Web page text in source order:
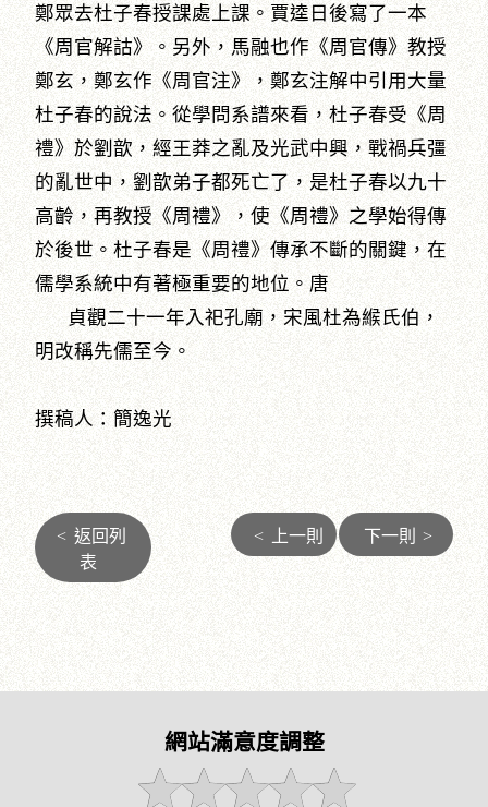
鄭眾去杜子春授課處上課。賈逵日後寫了一本
《周官解詁》。另外，馬融也作《周官傳》教授
鄭玄，鄭玄作《周官注》，鄭玄注解中引用大量
杜子春的說法。從學問系譜來看，杜子春受《周
禮》於劉歆，經王莽之亂及光武中興，戰禍兵彊
的亂世中，劉歆弟子都死亡了，是杜子春以九十
高齡，再教授《周禮》，使《周禮》之學始得傳
於後世。杜子春是《周禮》傳承不斷的關鍵，在
儒學系統中有著極重要的地位。唐
貞觀二十一年入祀孔廟，宋風杜為緱氏伯，
明改稱先儒至今。
撰稿人：簡逸光
< 返回列
表
< 上一則 下一則 >
網站滿意度調整